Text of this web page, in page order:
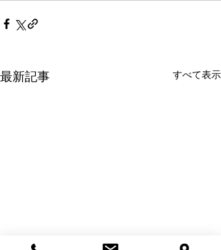
最新記事 すべて表示